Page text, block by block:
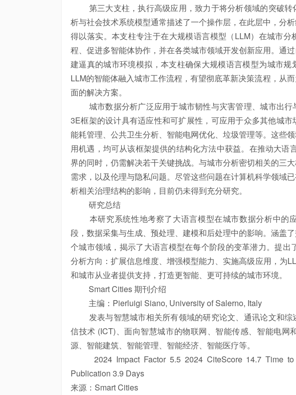
第三大支柱，执行高级应用，致力于将分析领域的突破转
析与社会技术系统模型通常描述了一个操作层，在此层中，分
得以落实。本支柱专注于在大规模语言模型（LLM）在城市
程、促进多智能体协作，并在各类城市领域开发创新应用。通
建逼真的城市环境模拟，本支柱确保大规模语言模型为城市
LLM的智能体融入城市工作流程，有望彻底革新决策流程，从
面的解决方案。
城市数据分析广泛应用于城市韧性与灾害管理、城市出行
3E框架的设计具有适应性和可扩展性，可应用于众多其他城
能耗管理、公共卫生分析、智能电网优化、垃圾管理等。这些
用机遇，均可从该框架提供的结构化方法中获益。在推动大语
界的同时，仍需解决若干关键挑战。与城市分析密切相关的三
需求，以及伦理与隐私问题。尽管这些问题在计算机科学领域
析相关治理结构的影响，目前仍未得到充分研究。
研究总结
本研究系统性地考察了大语言模型在城市数据分析中的
段，数据采集与生成、预处理、建模和后处理中的影响。涵盖
个城市领域，揭示了大语言模型在每个阶段的变革潜力。提
分析方向：扩展信息维度、增强模型能力、实施高级应用，为
和城市从业者提供支持，打造更智能、更可持续的城市环境。
Smart Cities 期刊介绍
主编：Pierluigi Siano, University of Salerno, Italy
发表与智慧城市相关所有领域的研究论文、通讯论文和综
信技术 (ICT)、面向智慧城市的物联网、智能传感、智能电网
源、智能建筑、智能管理、智能经济、智能医疗等。
2024 Impact Factor 5.5 2024 CiteScore 14.7 Time to
Publication 3.9 Days
来源：Smart Cities